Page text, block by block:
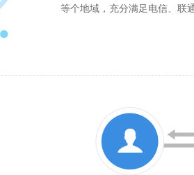
等个地域，充分满足电信、联